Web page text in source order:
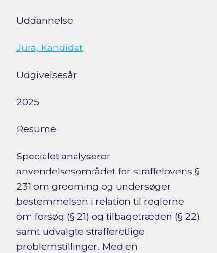
Uddannelse
Jura, Kandidat
Udgivelsesår
2025
Resumé
Specialet analyserer
anvendelsesområdet for straffelovens §
231 om grooming og undersøger
bestemmelsen i relation til reglerne
om forsøg (§ 21) og tilbagetræden (§ 22)
samt udvalgte strafferetlige
problemstillinger. Med en